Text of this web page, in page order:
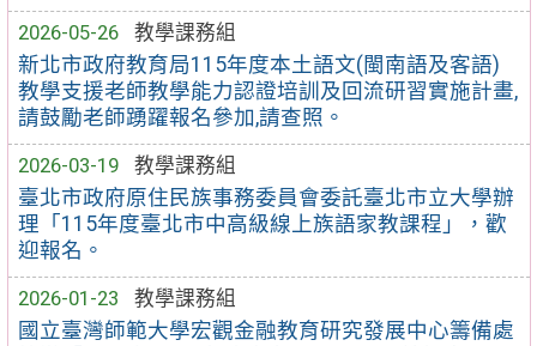
2026-05-26
教學課務組
新北市政府教育局115年度本土語文(閩南語及客語)
教學支援老師教學能力認證培訓及回流研習實施計畫,
請鼓勵老師踴躍報名參加,請查照。
2026-03-19
教學課務組
臺北市政府原住民族事務委員會委託臺北市立大學辦
理「115年度臺北市中高級線上族語家教課程」，歡
迎報名。
2026-01-23
教學課務組
國立臺灣師範大學宏觀金融教育研究發展中心籌備處